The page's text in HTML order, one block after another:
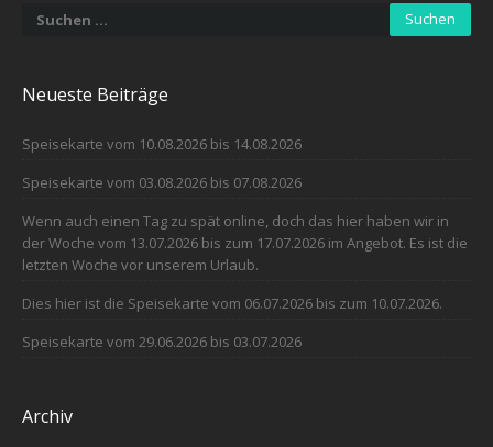
Suchen
nach:
Neueste Beiträge
Speisekarte vom 10.08.2026 bis 14.08.2026
Speisekarte vom 03.08.2026 bis 07.08.2026
Wenn auch einen Tag zu spät online, doch das hier haben wir in
der Woche vom 13.07.2026 bis zum 17.07.2026 im Angebot. Es ist die
letzten Woche vor unserem Urlaub.
Dies hier ist die Speisekarte vom 06.07.2026 bis zum 10.07.2026.
Speisekarte vom 29.06.2026 bis 03.07.2026
Archiv